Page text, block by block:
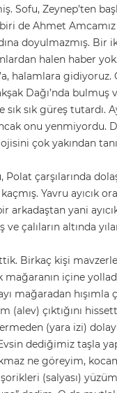
Sofu, Zeynep’ten
de Ahmet
doyulmazmış. Bir
halen haber
halamlara
Dağı’nda
sık güreş tutardı.
onu yenmiyordu.
çok yakından
çarşılarında
kaçmış. Yavru
yani
çalıların altında
Birkaç kişi
içine
ayı mağaradan
(alev) çıktığını
(yara izi)
dediğimiz taşla
ne göreyim,
(salyası)